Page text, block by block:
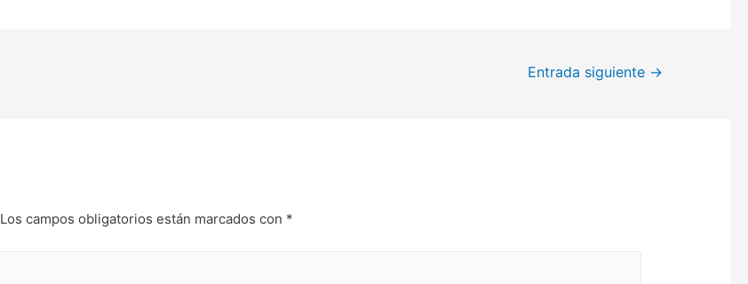
Entrada siguiente →
Los campos obligatorios están marcados con *